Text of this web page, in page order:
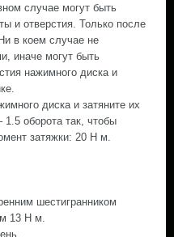
случае могут быть
и отверстия. Только после
в коем случае не
иначе могут быть
нажимного диска и
диска и затяните их
1.5 оборота так, чтобы
затяжки: 20 Н м.
шестигранником
13 Н м.